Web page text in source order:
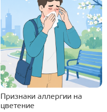
Признаки аллергии на
цветение